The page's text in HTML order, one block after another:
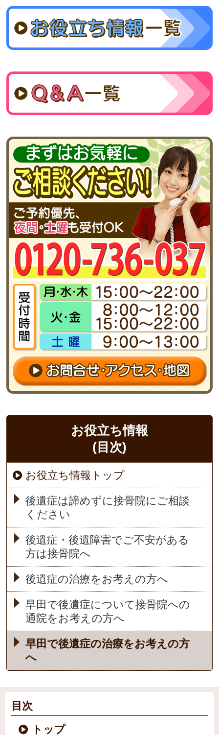
お役立ち情報
(目次)
お役立ち情報トップ
後遺症は諦めずに接骨院にご相談
ください
後遺症・後遺障害でご不安がある
方は接骨院へ
後遺症の治療をお考えの方へ
早田で後遺症について接骨院への
通院をお考えの方へ
早田で後遺症の治療をお考えの方
へ
目次
トップ